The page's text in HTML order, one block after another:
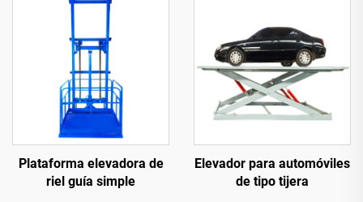
Plataforma elevadora de
riel guía simple
Elevador para automóviles
de tipo tijera